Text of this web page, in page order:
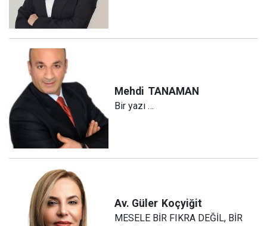
Mehdi TANAMAN
Bir yazı …
Av. Güler Koçyiğit
MESELE BİR FIKRA DEĞİL, BİR